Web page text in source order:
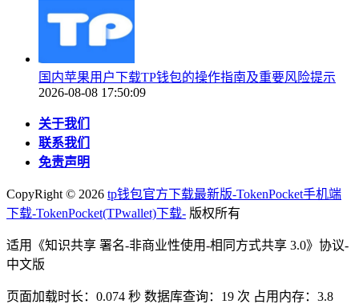
国内苹果用户下载TP钱包的操作指南及重要风险提示
2026-08-08 17:50:09
关于我们
联系我们
免责声明
CopyRight © 2026 tp钱包官方下载最新版-TokenPocket手机端
下载-TokenPocket(TPwallet)下载- 版权所有
适用《知识共享 署名-非商业性使用-相同方式共享 3.0》协议-
中文版
页面加载时长：0.074 秒 数据库查询：19 次 占用内存：3.8